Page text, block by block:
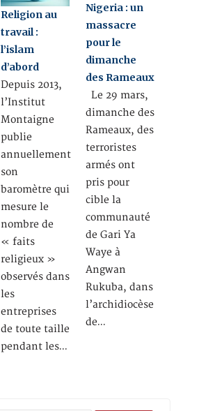
Religion au
travail :
l’islam
d’abord
Depuis 2013,
l’Institut
Montaigne
publie
annuellement
son
baromètre qui
mesure le
nombre de
« faits
religieux »
observés dans
les
entreprises
de toute taille
pendant les…
Nigeria : un
massacre
pour le
dimanche
des Rameaux
Le 29 mars,
dimanche des
Rameaux, des
terroristes
armés ont
pris pour
cible la
communauté
de Gari Ya
Waye à
Angwan
Rukuba, dans
l’archidiocèse
de…